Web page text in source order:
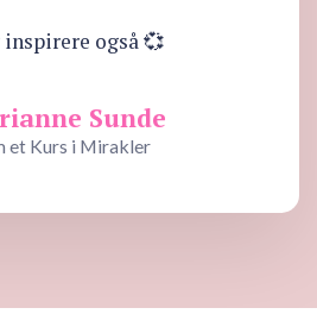
inspirere også 💞
Sunde
et Kurs i Mirakler